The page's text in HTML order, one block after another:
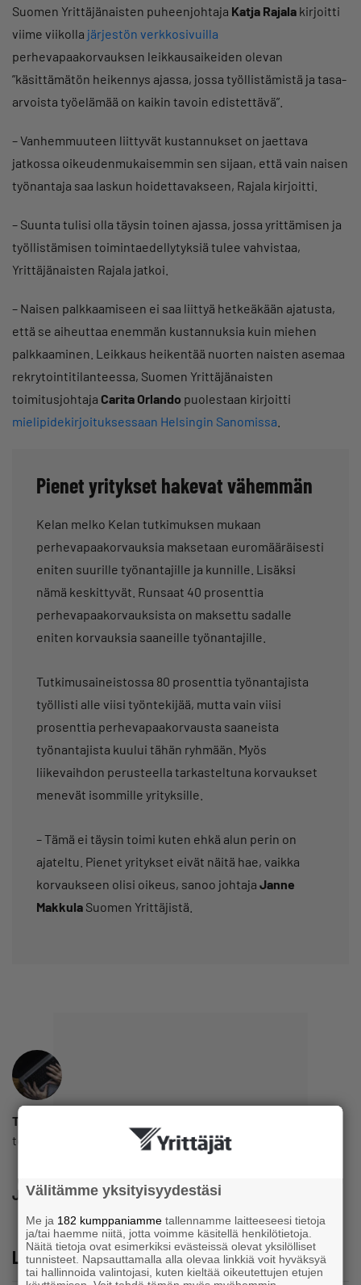
Suomen Yrittäjänaisten puheenjohtaja Katja Rajala kirjoitti
viime viikolla järjestön verkkosivuilla
perhevapaakorvauksen leikkausaikeiden olevan
”käsittämätön heikennys ajassa, jossa työllistämistä ja tasa-
arvoista työelämää on kaikin tavoin edistettävä”.
– Vanhemmuuteen liittyvät kustannukset on jaettava
jatkossa oikeudenmukaisemmin sen sijaan, että vain naisen
työnantaja saa laskun hoidettavakseen, Rajala kirjoitti.
– Suunta tulisi olla täysin toinen ajassa, jossa yrittämisen ja
työllistämisen toimintaedellytyksiä tulee vahvistaa,
Yrittäjänaisten Rajala jatkoi.
– Naisen palkkaamiseen ei saa liittyä hetkeäkään ajatusta,
että se aiheuttaa enemmän kustannuksia kuin miehen
palkkaaminen. Leikkaus heikentää nuorten naisten asemaa
rekrytointitilanteessa, Suomen Yrittäjänaisten
toimitusjohtaja Carita Orlando puolestaan kirjoitti
mielipidekirjoituksessaan Helsingin Sanomissa
Pienet yritykset hakevat vähemmän
Kelan melko Kelan tutkimuksen mukaan
perhevapaakorvauksia maksetaan euromääräisesti
eniten suurille työnantajille ja kunnille. Lisäksi
nämä keskittyvät. Runsaat 40 prosenttia
perhevapaakorvauksista on maksettu sadalle
eniten korvauksia saaneille työnantajille.
Tutkimusaineistossa 80 prosenttia työnantajista
työllisti alle viisi työntekijää, mutta vain viisi
prosenttia perhevapaakorvausta saaneista
työnantajista kuului tähän ryhmään. Myös
liikevaihdon perusteella tarkasteltuna korvaukset
menevät isommille yrityksille.
– Tämä ei täysin toimi kuten ehkä alun perin on
ajateltu. Pienet yritykset eivät näitä hae, vaikka
korvaukseen olisi oikeus, sanoo johtaja Janne
Makkula Suomen Yrittäjistä.
Toimitus
toimitus@yrittajat.fi
Jaa
Lue lisää
Välitämme yksityisyydestäsi
Me ja 182 kumppaniamme tallennamme laitteeseesi tietoja
ja/tai haemme niitä, jotta voimme käsitellä henkilötietoja.
Näitä tietoja ovat esimerkiksi evästeissä olevat yksilölliset
tunnisteet. Napsauttamalla alla olevaa linkkiä voit hyväksyä
tai hallinnoida valintojasi, kuten kieltää oikeutettujen etujen